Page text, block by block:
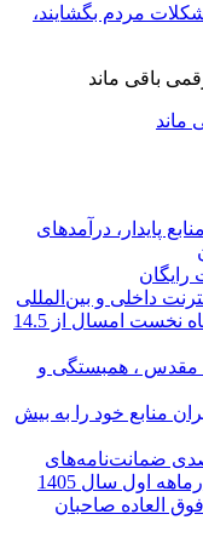
مردم بگشایند،
ماند
پایدار، درآمدهای
رایگان
داخلی و بین‌المللی
حق بیمه تولیدی بیمه ملت در چهار ماه نخست امسال از 14.5
مقدس ، همبستگی و
منابع خود را به بیش
درصدی منابع و ۱۳۲ درصدی ضمانت‌نامه‌های
اول سال 1405
العاده صاحبان